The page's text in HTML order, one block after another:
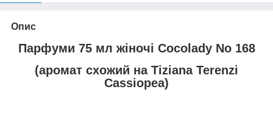
Опис
Парфуми 75 мл жіночі Cocolady No 168
(аромат схожий на Tiziana Terenzi
Cassiopea)